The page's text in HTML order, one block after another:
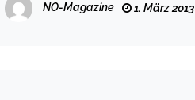
NO-Magazine 1. März 2013